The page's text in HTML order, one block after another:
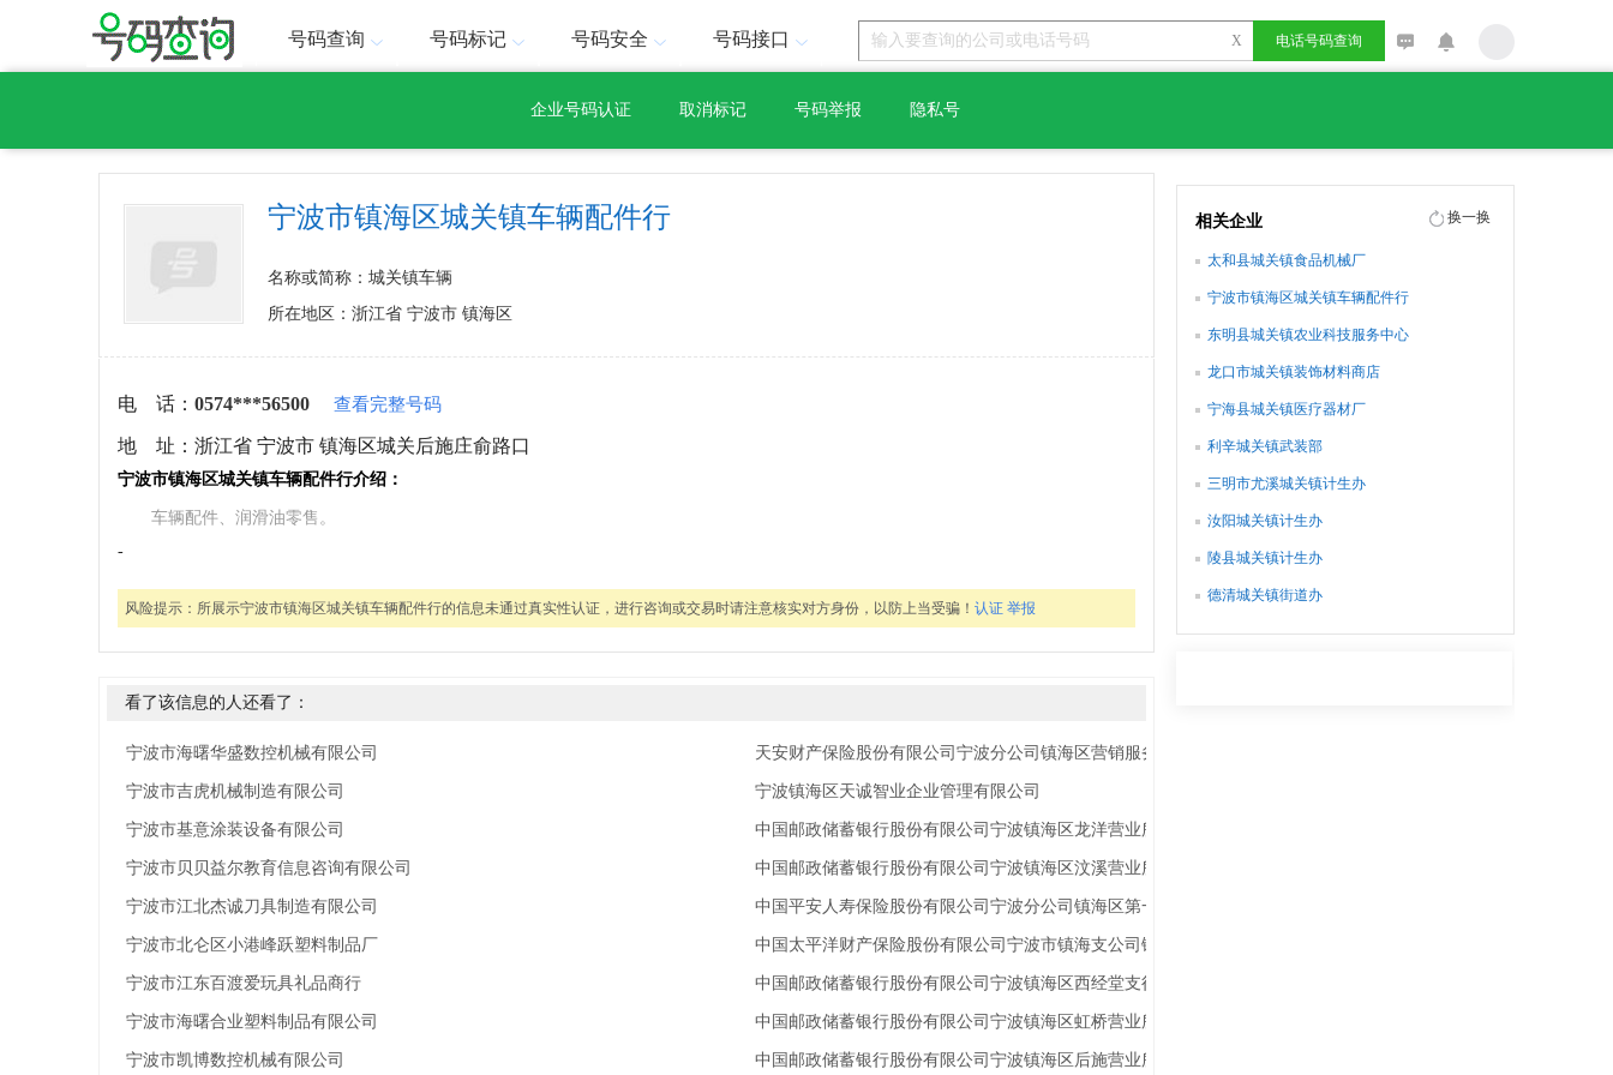
号码查询 号码标记 号码安全 号码接口 X 电话号码查询
企业号码认证 取消标记 号码举报 隐私号
宁波市镇海区城关镇车辆配件行
名称或简称：城关镇车辆
所在地区：浙江省 宁波市 镇海区
电 话： 0574***56500 查看完整号码
地 址： 浙江省 宁波市 镇海区城关后施庄俞路口
宁波市镇海区城关镇车辆配件行介绍：
车辆配件、润滑油零售。
-
风险提示： 所展示宁波市镇海区城关镇车辆配件行的信息未通过真实性认证，进行咨询或交易时请注意核实对方身份，以防上当受骗！ 认证 举报
看了该信息的人还看了：
宁波市海曙华盛数控机械有限公司
宁波市吉虎机械制造有限公司
宁波市基意涂装设备有限公司
宁波市贝贝益尔教育信息咨询有限公司
宁波市江北杰诚刀具制造有限公司
宁波市北仑区小港峰跃塑料制品厂
宁波市江东百渡爱玩具礼品商行
宁波市海曙合业塑料制品有限公司
宁波市凯博数控机械有限公司
天安财产保险股份有限公司宁波分公司镇海区营销服务部
宁波镇海区天诚智业企业管理有限公司
中国邮政储蓄银行股份有限公司宁波镇海区龙洋营业所
中国邮政储蓄银行股份有限公司宁波镇海区汶溪营业所
中国邮政储蓄银行股份有限公司宁波镇海区西经堂支行
中国邮政储蓄银行股份有限公司宁波镇海区虹桥营业所
中国邮政储蓄银行股份有限公司宁波镇海区后施营业所
相关企业 换一换
太和县城关镇食品机械厂
宁波市镇海区城关镇车辆配件行
东明县城关镇农业科技服务中心
龙口市城关镇装饰材料商店
宁海县城关镇医疗器材厂
利辛城关镇武装部
三明市尤溪城关镇计生办
汝阳城关镇计生办
陵县城关镇计生办
德清城关镇街道办